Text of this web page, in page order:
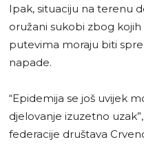
Ipak, situaciju na terenu
oružani sukobi zbog
putevima moraju biti
napade.
“Epidemija se još uvijek
djelovanje izuzetno
federacije društava